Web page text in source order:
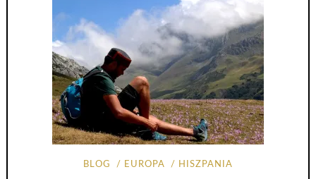
BLOG EUROPA HISZPANIA